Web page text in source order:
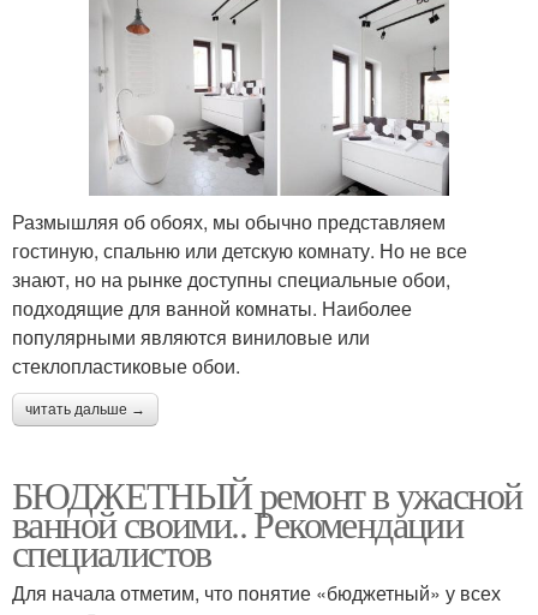
Размышляя об обоях, мы обычно представляем
гостиную, спальню или детскую комнату. Но не все
знают, но на рынке доступны специальные обои,
подходящие для ванной комнаты. Наиболее
популярными являются виниловые или
стеклопластиковые обои.
читать дальше →
БЮДЖЕТНЫЙ ремонт в ужасной
ванной своими.. Рекомендации
специалистов
Для начала отметим, что понятие «бюджетный» у всех